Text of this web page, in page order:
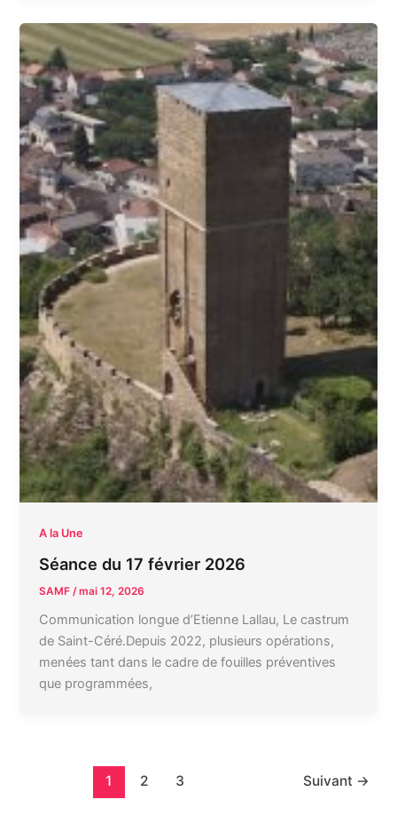
A la Une
Séance du 17 février 2026
SAMF /mai 12, 2026
Communication longue d’Etienne Lallau, Le castrum
de Saint-Céré.Depuis 2022, plusieurs opérations,
menées tant dans le cadre de fouilles préventives
que programmées,
1 2 3 Suivant →